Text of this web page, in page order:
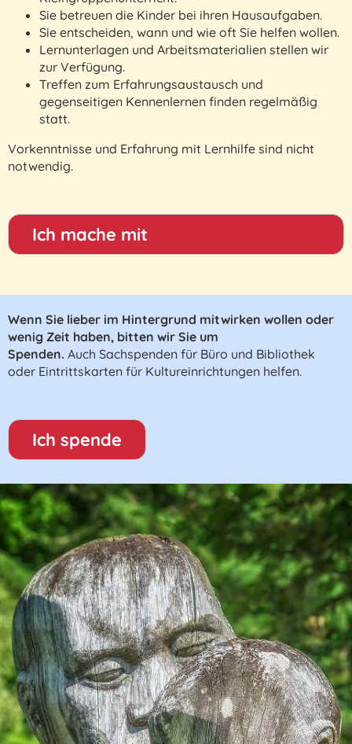
Sie betreuen die Kinder bei ihren Hausaufgaben.
Sie entscheiden, wann und wie oft Sie helfen wollen.
Lernunterlagen und Arbeitsmaterialien stellen wir
zur Verfügung.
Treffen zum Erfahrungsaustausch und
gegenseitigen Kennenlernen finden regelmäßig
statt.
Vorkenntnisse und Erfahrung mit Lernhilfe sind nicht
notwendig.
Ich mache mit
Wenn Sie lieber im Hintergrund mitwirken wollen oder
wenig Zeit haben, bitten wir Sie um
Spenden. Auch Sachspenden für Büro und Bibliothek
oder Eintrittskarten für Kultureinrichtungen helfen.
Ich spende